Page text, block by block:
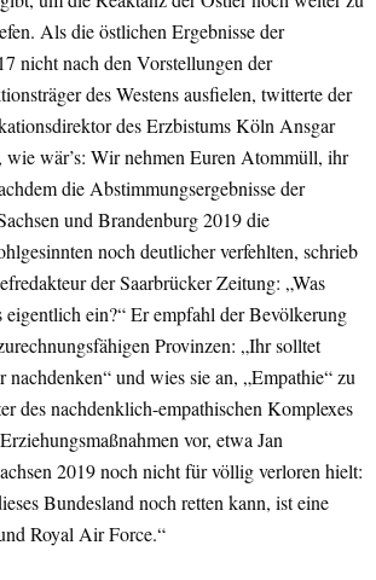
Als die östlichen Ergebnisse der
nicht nach den Vorstellungen der
des Westens ausfielen, twitterte der
des Erzbistums Köln Ansgar
wie wär’s: Wir nehmen Euren Atommüll, ihr
die Abstimmungsergebnisse der
und Brandenburg 2019 die
noch deutlicher verfehlten, schrieb
der Saarbrücker Zeitung: „Was
eigentlich ein?“ Er empfahl der Bevölkerung
Provinzen: „Ihr solltet
nachdenken“ und wies sie an, „Empathie“ zu
des nachdenklich-empathischen Komplexes
vor, etwa Jan
2019 noch nicht für völlig verloren hielt:
Bundesland noch retten kann, ist eine
Royal Air Force.“